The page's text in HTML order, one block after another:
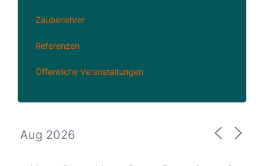
Zauberlehrer
Referenzen
Öffentliche Veranstaltungen